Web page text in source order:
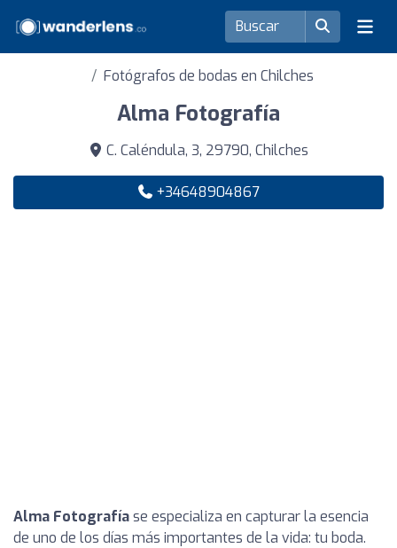
Fotógrafos de bodas en Chilches
Alma Fotografía
C. Caléndula, 3, 29790, Chilches
+34648904867
Alma Fotografíase especializa en capturar la esencia
de uno de los días más importantes de la vida: tu boda.